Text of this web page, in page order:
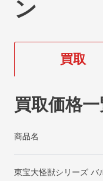
ン
買取
買取価格
商品名
東宝大怪獣シリーズ バ